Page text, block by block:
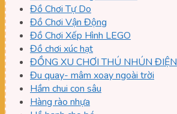
Đồ Chơi Tự Do
Đồ Chơi Vận Động
Đồ Chơi Xếp Hình LEGO
Đồ chơi xúc hạt
ĐỒNG XU CHƠI THÚ NHÚN ĐIỆN
Đu quay- mâm xoay ngoài trời
Hầm chui con sâu
Hàng rào nhựa